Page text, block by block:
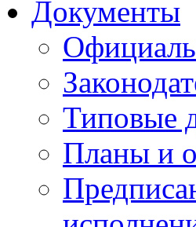
Документы
Типовые
Планы и